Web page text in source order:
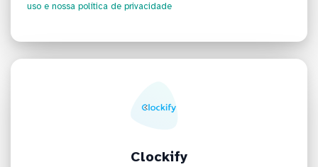
uso e nossa política de privacidade
Clockify